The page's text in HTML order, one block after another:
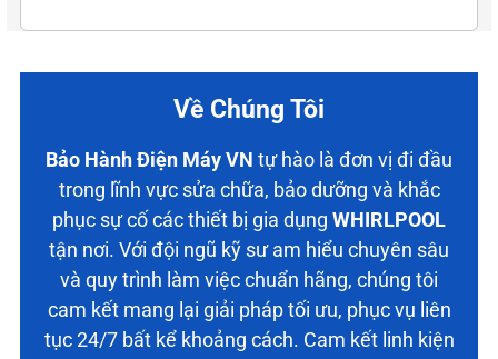
Về Chúng Tôi
Bảo Hành Điện Máy VN tự hào là đơn vị đi đầu
trong lĩnh vực sửa chữa, bảo dưỡng và khắc
phục sự cố các thiết bị gia dụng WHIRLPOOL
tận nơi. Với đội ngũ kỹ sư am hiểu chuyên sâu
và quy trình làm việc chuẩn hãng, chúng tôi
cam kết mang lại giải pháp tối ưu, phục vụ liên
tục 24/7 bất kể khoảng cách. Cam kết linh kiện